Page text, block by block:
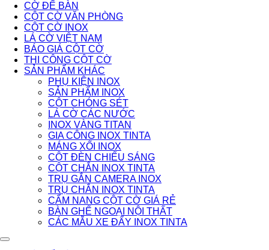
CỜ ĐỂ BÀN
CỘT CỜ VĂN PHÒNG
CỘT CỜ INOX
LÁ CỜ VIỆT NAM
BÁO GIÁ CỘT CỜ
THI CÔNG CỘT CỜ
SẢN PHẨM KHÁC
PHỤ KIỆN INOX
SẢN PHẨM INOX
CỘT CHÓNG SÉT
LÁ CỜ CÁC NƯỚC
INOX VÀNG TITAN
GIA CÔNG INOX TINTA
MÁNG XỐI INOX
CỘT ĐÈN CHIẾU SÁNG
CỘT CHẮN INOX TINTA
TRỤ GẮN CAMERA INOX
TRỤ CHẮN INOX TINTA
CẨM NANG CỘT CỜ GIÁ RẺ
BÀN GHẾ NGOẠI NỘI THẤT
CÁC MẪU XE ĐẨY INOX TINTA